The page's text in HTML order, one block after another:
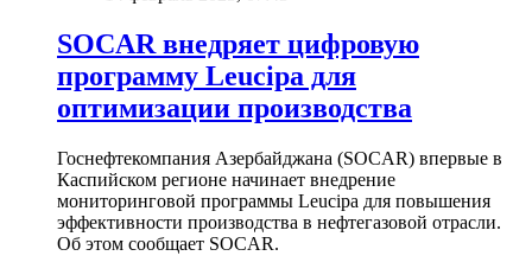
SOCAR внедряет цифровую
программу Leucipa для
оптимизации производства
Госнефтекомпания Азербайджана (SOCAR) впервые в
Каспийском регионе начинает внедрение
мониторинговой программы Leucipa для повышения
эффективности производства в нефтегазовой отрасли.
Об этом сообщает SOCAR.